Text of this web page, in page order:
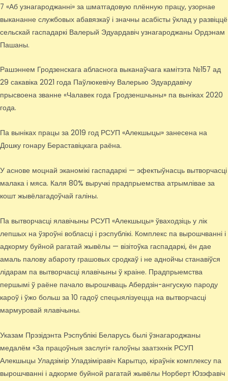
7 «Аб узнагароджанні» за шматгадовую плённую працу, узорнае
выкананне службовых абавязкаў і значны асабісты ўклад у развіццё
сельскай гаспадаркі Валерый Эдуардавіч узнагароджаны Ордэнам
Пашаны.
Рашэннем Гродзенскага абласнога выканаўчага камітэта №157 ад
29 сакавіка 2021 года Паўлюкевічу Валерыю Эдуардавічу
прысвоена званне «Чалавек года Гродзеншчыны» па выніках 2020
года.
Па выніках працы за 2019 год РСУП «Алекшыцы» занесена на
Дошку гонару Бераставіцкага раёна.
У аснове моцнай эканомікі гаспадаркі — эфектыўнасць вытворчасці
малака і мяса. Каля 80% выручкі прадпрыемства атрымлівае за
кошт жывёлагадоўчай галіны.
Па вытворчасці ялавічыны РСУП «Алекшыцы» ўваходзіць у лік
лепшых на ўзроўні вобласці і рэспублікі. Комплекс па вырошчванні і
адкорму буйной рагатай жывёлы — візітоўка гаспадаркі, ён дае
амаль палову абароту грашовых сродкаў і не аднойчы станавіўся
лідарам па вытворчасці ялавічыны ў краіне. Прадпрыемства
першымі ў раёне пачало вырошчваць Абердзін-ангускую пароду
кароў і ўжо больш за 10 гадоў спецыялізуецца на вытворчасці
мармуровай ялавічыны.
Указам Прэзідэнта Рэспублікі Беларусь былі ўзнагароджаны
медалём «За працоўныя заслугі» галоўны заатэхнік РСУП
Алекшыцы Уладзімір Уладзіміравіч Карытцо, кіраўнік комплексу па
вырошчванні і адкорме буйной рагатай жывёлы Норберт Юзэфавіч